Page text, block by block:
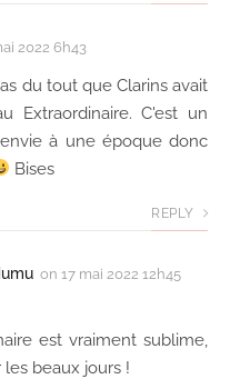
2022 6h43
du tout que Clarins avait
Extraordinaire. C'est un
à une époque donc
Bises
REPLY
on 17 mai 2022 12h45
est vraiment sublime,
beaux jours !